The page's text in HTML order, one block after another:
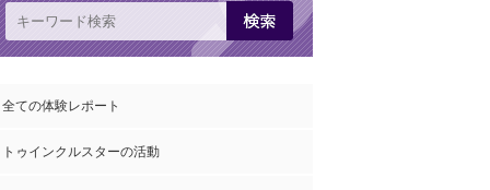
全ての体験レポート
トゥインクルスターの活動